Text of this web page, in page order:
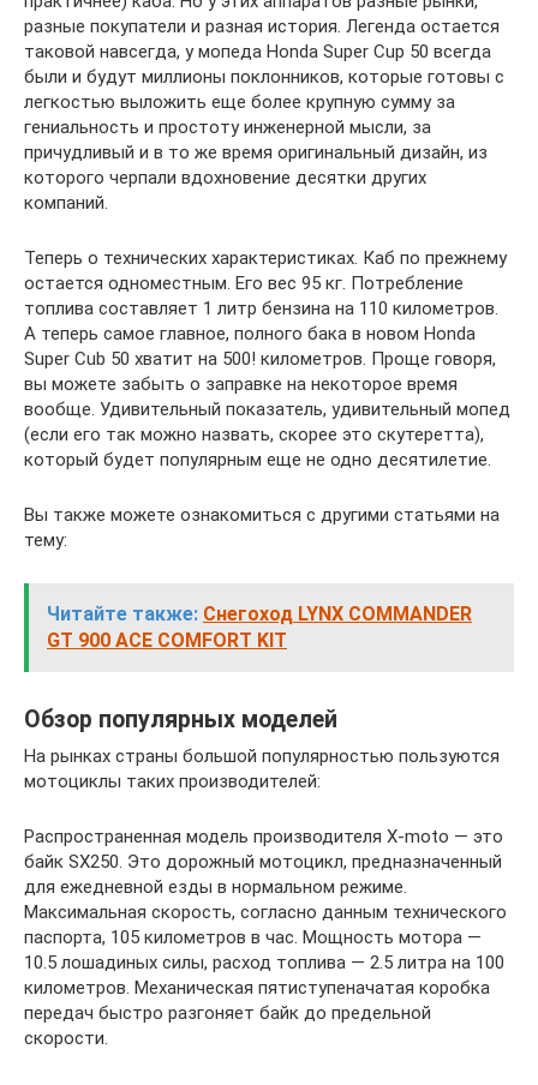
разные покупатели и разная история. Легенда остается
таковой навсегда, у мопеда Honda Super Cup 50 всегда
были и будут миллионы поклонников, которые готовы с
легкостью выложить еще более крупную сумму за
гениальность и простоту инженерной мысли, за
причудливый и в то же время оригинальный дизайн, из
которого черпали вдохновение десятки других
компаний.
Теперь о технических характеристиках. Каб по прежнему
остается одноместным. Его вес 95 кг. Потребление
топлива составляет 1 литр бензина на 110 километров.
А теперь самое главное, полного бака в новом Honda
Super Cub 50 хватит на 500! километров. Проще говоря,
вы можете забыть о заправке на некоторое время
вообще. Удивительный показатель, удивительный мопед
(если его так можно назвать, скорее это скутеретта),
который будет популярным еще не одно десятилетие.
Вы также можете ознакомиться с другими статьями на
тему:
Читайте также: Снегоход LYNX COMMANDER
GT 900 ACE COMFORT KIT
Обзор популярных моделей
На рынках страны большой популярностью пользуются
мотоциклы таких производителей:
Распространенная модель производителя X-moto — это
байк SX250. Это дорожный мотоцикл, предназначенный
для ежедневной езды в нормальном режиме.
Максимальная скорость, согласно данным технического
паспорта, 105 километров в час. Мощность мотора —
10.5 лошадиных силы, расход топлива — 2.5 литра на 100
километров. Механическая пятиступеначатая коробка
передач быстро разгоняет байк до предельной
скорости.